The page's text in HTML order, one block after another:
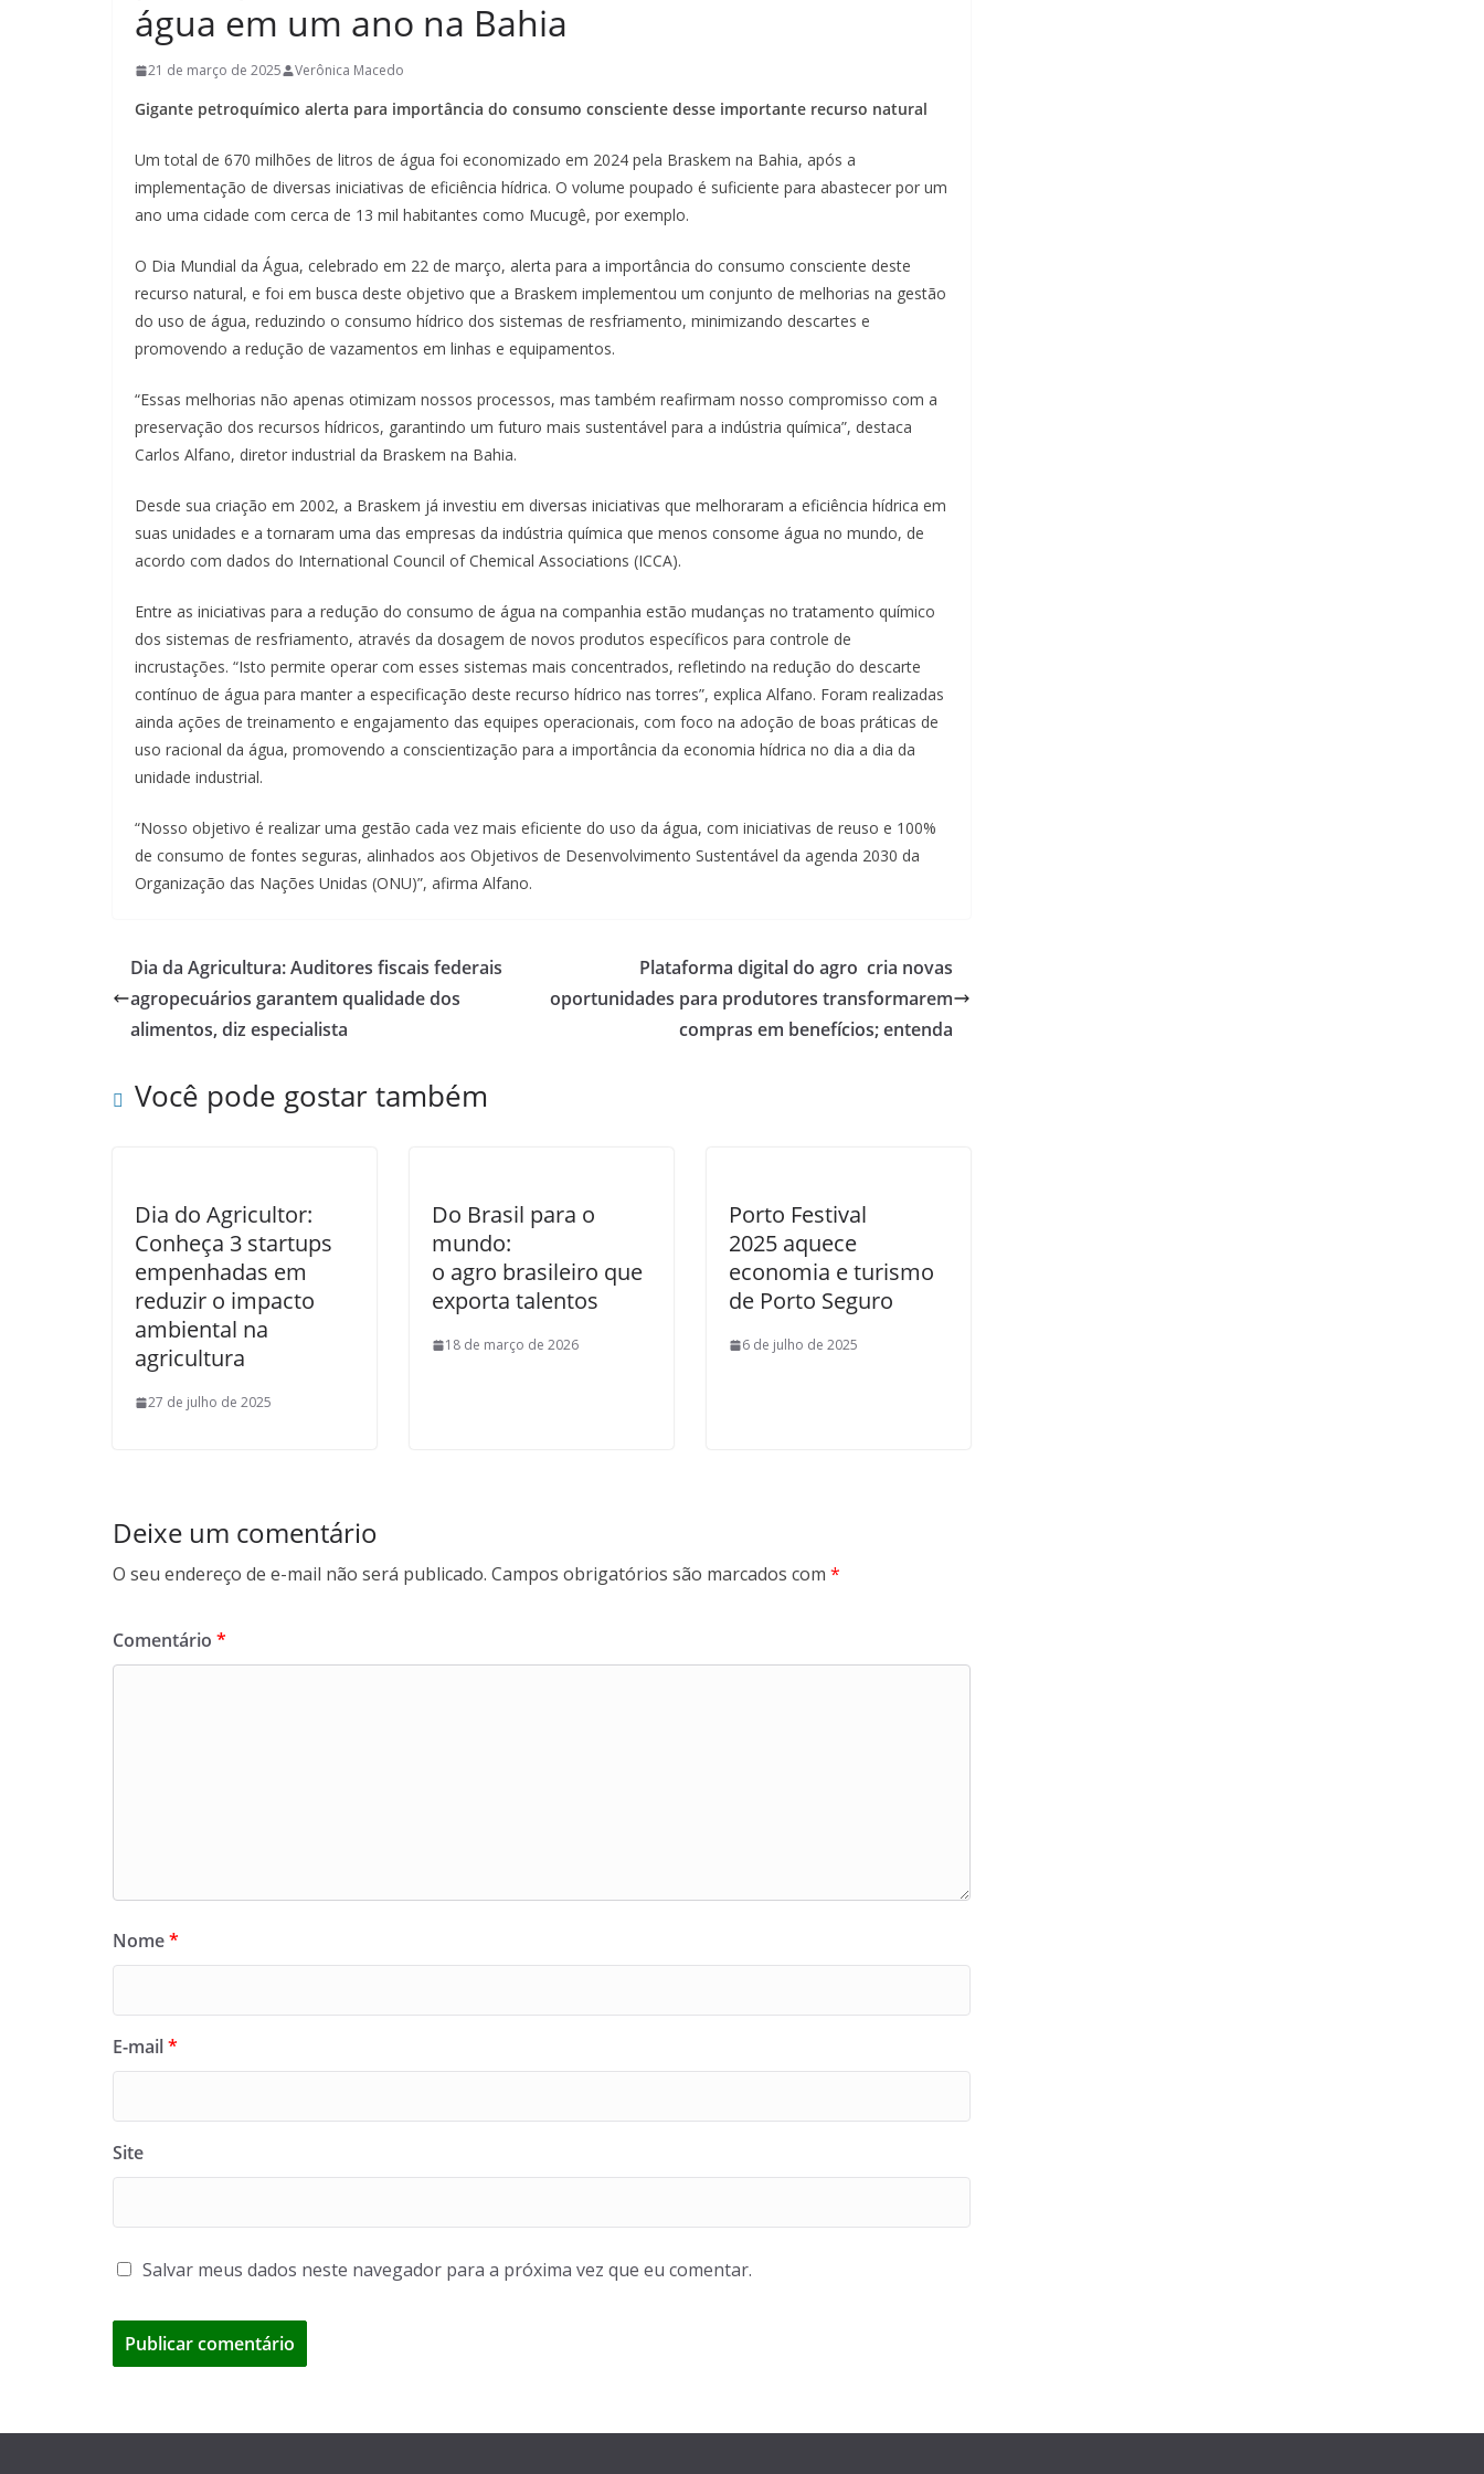
água em um ano na Bahia
21 de março de 2025 Verônica Macedo
Gigante petroquímico alerta para importância do consumo consciente desse importante recurso natural
Um total de 670 milhões de litros de água foi economizado em 2024 pela Braskem na Bahia, após a
implementação de diversas iniciativas de eficiência hídrica. O volume poupado é suficiente para abastecer por um
ano uma cidade com cerca de 13 mil habitantes como Mucugê, por exemplo.
O Dia Mundial da Água, celebrado em 22 de março, alerta para a importância do consumo consciente deste
recurso natural, e foi em busca deste objetivo que a Braskem implementou um conjunto de melhorias na gestão
do uso de água, reduzindo o consumo hídrico dos sistemas de resfriamento, minimizando descartes e
promovendo a redução de vazamentos em linhas e equipamentos.
“Essas melhorias não apenas otimizam nossos processos, mas também reafirmam nosso compromisso com a
preservação dos recursos hídricos, garantindo um futuro mais sustentável para a indústria química”, destaca
Carlos Alfano, diretor industrial da Braskem na Bahia.
Desde sua criação em 2002, a Braskem já investiu em diversas iniciativas que melhoraram a eficiência hídrica em
suas unidades e a tornaram uma das empresas da indústria química que menos consome água no mundo, de
acordo com dados do International Council of Chemical Associations (ICCA).
Entre as iniciativas para a redução do consumo de água na companhia estão mudanças no tratamento químico
dos sistemas de resfriamento, através da dosagem de novos produtos específicos para controle de
incrustações. “Isto permite operar com esses sistemas mais concentrados, refletindo na redução do descarte
contínuo de água para manter a especificação deste recurso hídrico nas torres”, explica Alfano. Foram realizadas
ainda ações de treinamento e engajamento das equipes operacionais, com foco na adoção de boas práticas de
uso racional da água, promovendo a conscientização para a importância da economia hídrica no dia a dia da
unidade industrial.
“Nosso objetivo é realizar uma gestão cada vez mais eficiente do uso da água, com iniciativas de reuso e 100%
de consumo de fontes seguras, alinhados aos Objetivos de Desenvolvimento Sustentável da agenda 2030 da
Organização das Nações Unidas (ONU)”, afirma Alfano.
Dia da Agricultura: Auditores fiscais federais
agropecuários garantem qualidade dos
alimentos, diz especialista
Plataforma digital do agro cria novas
oportunidades para produtores transformarem
compras em benefícios; entenda
Você pode gostar também
Dia do Agricultor:
Conheça 3 startups
empenhadas em
reduzir o impacto
ambiental na
agricultura
27 de julho de 2025
Do Brasil para o
mundo:
o agro brasileiro que
exporta talentos
18 de março de 2026
Porto Festival
2025 aquece
economia e turismo
de Porto Seguro
6 de julho de 2025
Deixe um comentário
O seu endereço de e-mail não será publicado. Campos obrigatórios são marcados com *
Comentário *
Nome*
E-mail*
Site
Salvar meus dados neste navegador para a próxima vez que eu comentar.